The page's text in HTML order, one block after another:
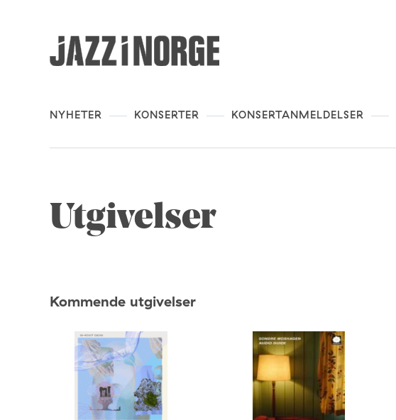
NYHETER KONSERTER KONSERTANMELDELSER
Utgivelser
Kommende utgivelser